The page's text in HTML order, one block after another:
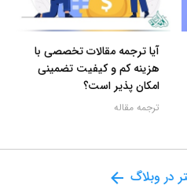
آیا ترجمه مقالات تخصصی با
هزینه کم و کیفیت تضمینی
امکان پذیر است؟
ترجمه مقاله
در وبلاگ